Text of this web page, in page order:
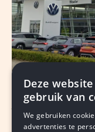
NIEUWS
Autobedrijf
omzet en
Deze
gebruik van
We gebruiken
advertenties te